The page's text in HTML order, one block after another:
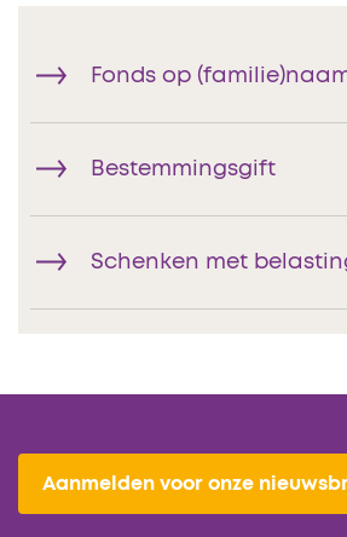
Fonds op
Bestemmingsgift
Schenken met
Aanmelden voor onze